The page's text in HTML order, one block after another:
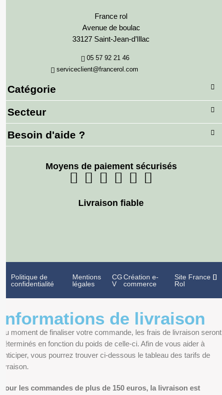
France rol
Avenue de boulac
33127 Saint-Jean-d’Illac
05 57 92 21 46
serviceclient@francerol.com
Catégorie
Secteur
Besoin d'aide ?
Moyens de paiement sécurisés
Livraison fiable
Politique de
confidentialité
Mentions
légales
CG
V
Création e-
commerce
Site France
Rol
Informations de livraison
Au moment de finaliser votre commande, les frais de livraison seront
déterminés en fonction du poids de celle-ci. Afin de vous aider à
anticiper, vous pourrez trouver ci-dessous le tableau des tarifs de
livraison.
Pour les commandes de plus de 150 euros, la livraison est